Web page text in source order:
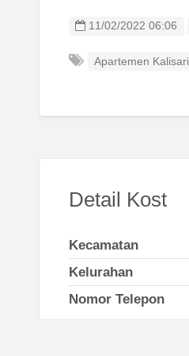
11/02/2022 06:06
Apartemen Kalisari
Detail Kost
Kecamatan
Kelurahan
Nomor Telepon